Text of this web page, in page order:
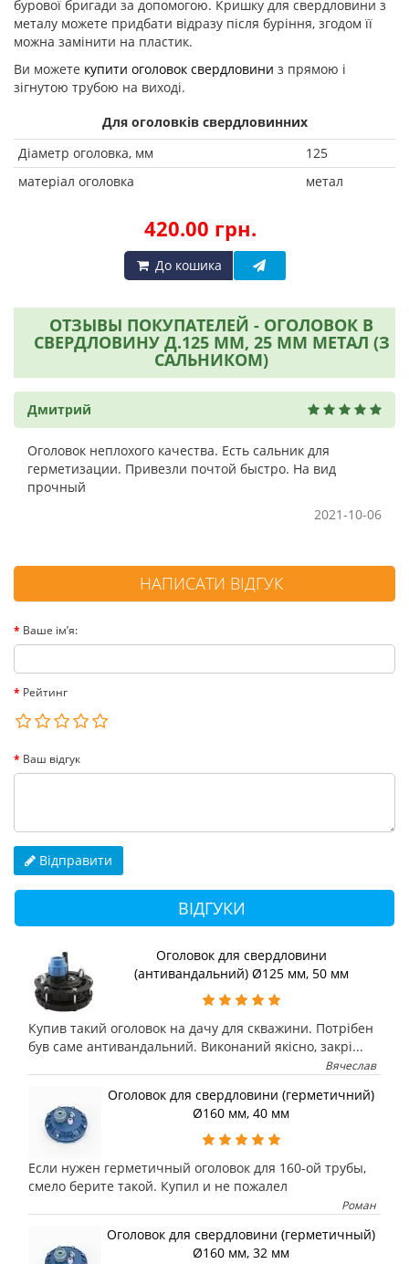
бурової бригади за допомогою. Кришку для свердловини з
металу можете придбати відразу після буріння, згодом її
можна замінити на пластик.
Ви можете купити оголовок свердловини з прямою і
зігнутою трубою на виході.
Для оголовків свердловинних
Діаметр оголовка, мм
125
матеріал оголовка
метал
420.00 грн.
До кошика
ОТЗЫВЫ ПОКУПАТЕЛЕЙ - ОГОЛОВОК В
СВЕРДЛОВИНУ Д.125 ММ, 25 ММ МЕТАЛ (З
САЛЬНИКОМ)
Дмитрий
Оголовок неплохого качества. Есть сальник для
герметизации. Привезли почтой быстро. На вид
прочный
2021-10-06
НАПИСАТИ ВІДГУК
Ваше ім’я:
Рейтинг
Ваш відгук
Відправити
ВІДГУКИ
Оголовок для свердловини
(антивандальний) Ø125 мм, 50 мм
Купив такий оголовок на дачу для скважини. Потрібен
був саме антивандальний. Виконаний якісно, закрі...
Вячеслав
Оголовок для свердловини (герметичний)
Ø160 мм, 40 мм
Если нужен герметичный оголовок для 160-ой трубы,
смело берите такой. Купил и не пожалел
Роман
Оголовок для свердловини (герметичный)
Ø160 мм, 32 мм